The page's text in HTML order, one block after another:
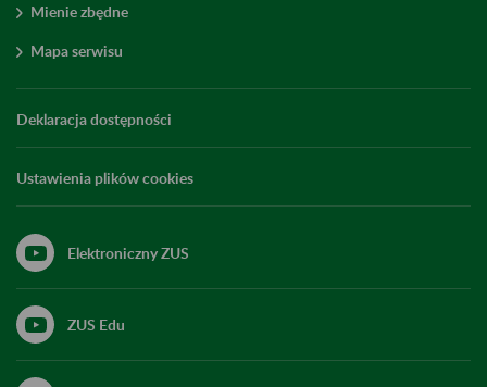
Mienie zbędne
Mapa serwisu
Deklaracja dostępności
Ustawienia plików cookies
Elektroniczny ZUS
ZUS Edu